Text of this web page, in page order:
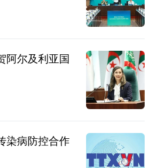
阿尔及利亚国
染病防控合作